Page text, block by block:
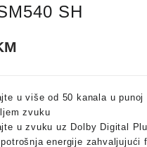
SH
u više od 50 kanala u
zvuku
u zvuku uz Dolby Digital
energije zahvaljujući